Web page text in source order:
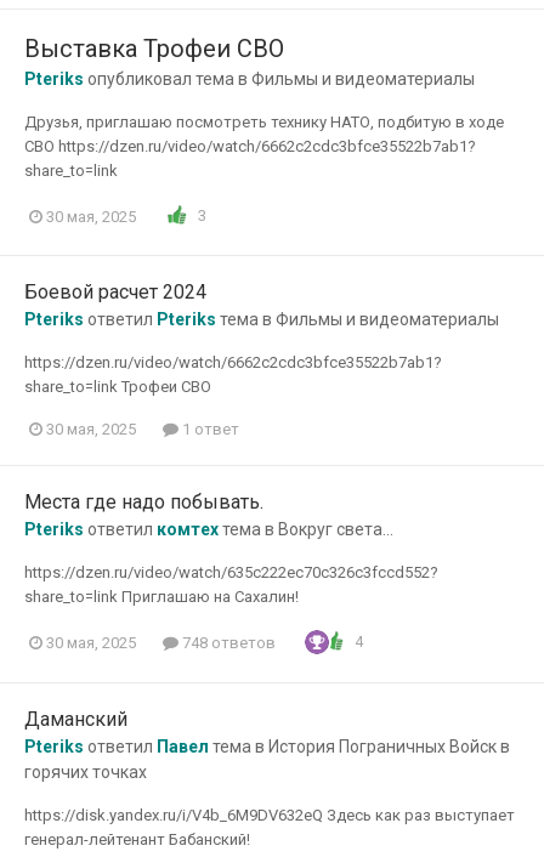
Выставка Трофеи СВО
Pteriks опубликовал тема в Фильмы и видеоматериалы
Друзья, приглашаю посмотреть технику НАТО, подбитую в ходе
СВО https://dzen.ru/video/watch/6662c2cdc3bfce35522b7ab1?
share_to=link
30 мая, 2025 3
Боевой расчет 2024
Pteriks ответил Pteriks тема в Фильмы и видеоматериалы
https://dzen.ru/video/watch/6662c2cdc3bfce35522b7ab1?
share_to=link Трофеи СВО
30 мая, 2025 1 ответ
Места где надо побывать.
Pteriks ответил комтехтема в Вокруг света...
https://dzen.ru/video/watch/635c222ec70c326c3fccd552?
share_to=link Приглашаю на Сахалин!
30 мая, 2025 748 ответов 4
Даманский
Pteriks ответил Павел тема в История Пограничных Войск в
горячих точках
https://disk.yandex.ru/i/V4b_6M9DV632eQ Здесь как раз выступает
генерал-лейтенант Бабанский!